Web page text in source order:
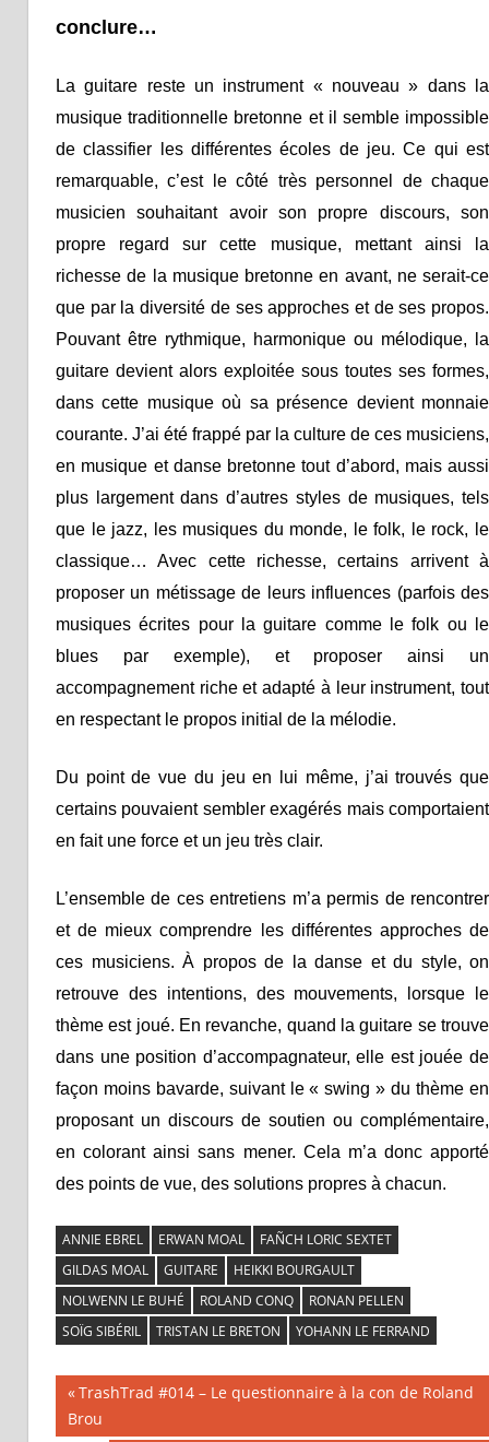
conclure…
La guitare reste un instrument « nouveau » dans la
musique traditionnelle bretonne et il semble impossible
de classifier les différentes écoles de jeu. Ce qui est
remarquable, c’est le côté très personnel de chaque
musicien souhaitant avoir son propre discours, son
propre regard sur cette musique, mettant ainsi la
richesse de la musique bretonne en avant, ne serait-ce
que par la diversité de ses approches et de ses propos.
Pouvant être rythmique, harmonique ou mélodique, la
guitare devient alors exploitée sous toutes ses formes,
dans cette musique où sa présence devient monnaie
courante. J’ai été frappé par la culture de ces musiciens,
en musique et danse bretonne tout d’abord, mais aussi
plus largement dans d’autres styles de musiques, tels
que le jazz, les musiques du monde, le folk, le rock, le
classique… Avec cette richesse, certains arrivent à
proposer un métissage de leurs influences (parfois des
musiques écrites pour la guitare comme le folk ou le
blues par exemple), et proposer ainsi un
accompagnement riche et adapté à leur instrument, tout
en respectant le propos initial de la mélodie.
Du point de vue du jeu en lui même, j’ai trouvés que
certains pouvaient sembler exagérés mais comportaient
en fait une force et un jeu très clair.
L’ensemble de ces entretiens m’a permis de rencontrer
et de mieux comprendre les différentes approches de
ces musiciens. À propos de la danse et du style, on
retrouve des intentions, des mouvements, lorsque le
thème est joué. En revanche, quand la guitare se trouve
dans une position d’accompagnateur, elle est jouée de
façon moins bavarde, suivant le « swing » du thème en
proposant un discours de soutien ou complémentaire,
en colorant ainsi sans mener. Cela m’a donc apporté
des points de vue, des solutions propres à chacun.
ANNIE EBREL ERWAN MOAL
FAÑCH LORIC SEXTET
GILDAS MOAL
GUITARE
HEIKKI BOURGAULT
NOLWENN LE BUHÉ
ROLAND CONQ
RONAN PELLEN
SOÏG SIBÉRIL
TRISTAN LE BRETON YOHANN LE FERRAND
Navigation
Previous
Post:
TrashTrad #014 – Le questionnaire à la con de Roland
Brou